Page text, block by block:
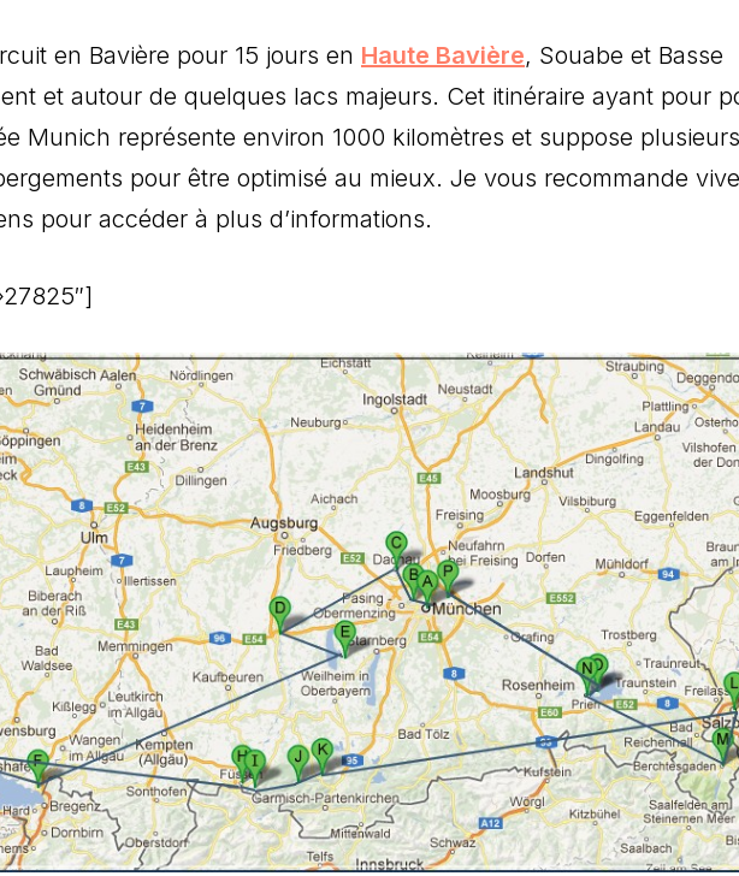
en Bavière pour 15 jours en Haute Bavière, Souabe et Basse
et autour de quelques lacs majeurs. Cet itinéraire ayant pour
Munich représente environ 1000 kilomètres et suppose plusieurs
pour être optimisé au mieux. Je vous recommande
pour accéder à plus d’informations.